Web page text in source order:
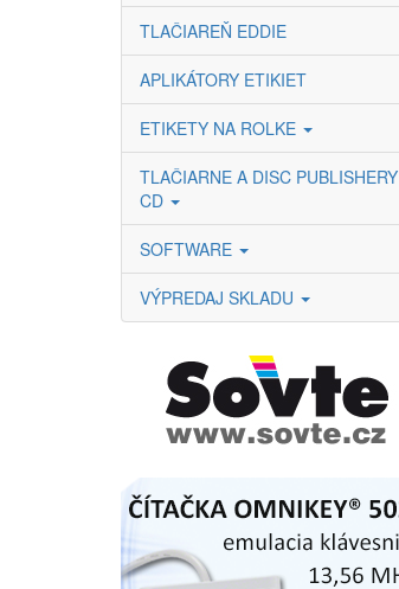
TLAČIAREŇ EDDIE
APLIKÁTORY ETIKIET
ETIKETY NA ROLKE
TLAČIARNE A DISC PUBLISHERY
CD
SOFTWARE
VÝPREDAJ SKLADU